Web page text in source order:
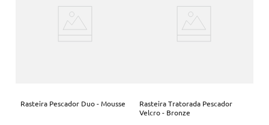
Rasteira Pescador Duo - Mousse
Rasteira Tratorada Pescador
Velcro - Bronze